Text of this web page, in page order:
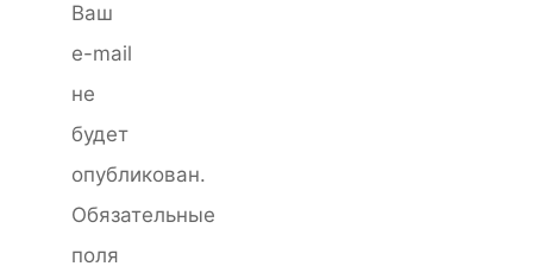
Ваш
e-mail
не
будет
опубликован.
Обязательные
поля